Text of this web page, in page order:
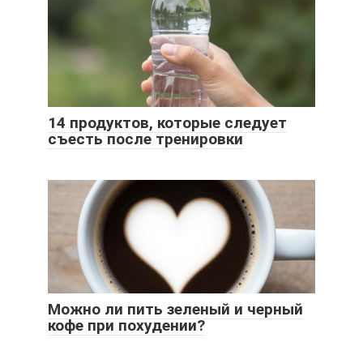
14 продуктов, которые следует
съесть после тренировки
Можно ли пить зеленый и черный
кофе при похудении?